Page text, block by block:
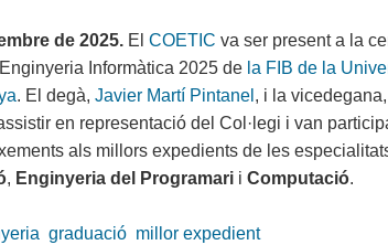
de 2025. El COETIC va ser present a la
Informàtica 2025 de la FIB de la
. El degà, Javier Martí Pintanel , i la vicedegana,
en representació del Col·legi i van
als millors expedients de les
, Enginyeria del Programari i Computació.
graduació millor expedient